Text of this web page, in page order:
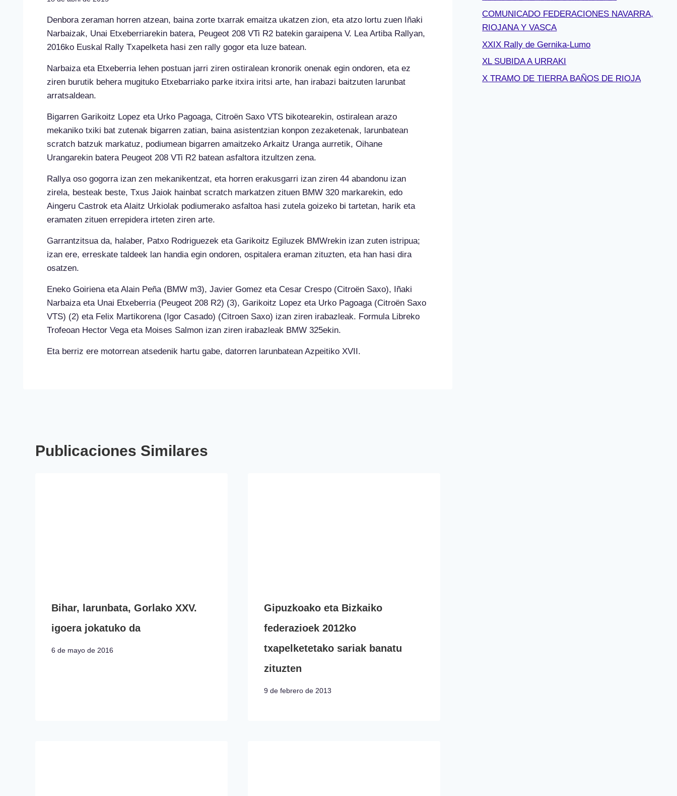
Denbora zeraman horren atzean, baina zorte txarrak emaitza ukatzen zion, eta atzo lortu zuen Iñaki
Narbaizak, Unai Etxeberriarekin batera, Peugeot 208 VTi R2 batekin garaipena V. Lea Artiba Rallyan,
2016ko Euskal Rally Txapelketa hasi zen rally gogor eta luze batean.
Narbaiza eta Etxeberria lehen postuan jarri ziren ostiralean kronorik onenak egin ondoren, eta ez
ziren burutik behera mugituko Etxebarriako parke itxira iritsi arte, han irabazi baitzuten larunbat
arratsaldean.
Bigarren Garikoitz Lopez eta Urko Pagoaga, Citroën Saxo VTS bikotearekin, ostiralean arazo
mekaniko txiki bat zutenak bigarren zatian, baina asistentzian konpon zezaketenak, larunbatean
scratch batzuk markatuz, podiumean bigarren amaitzeko Arkaitz Uranga aurretik, Oihane
Urangarekin batera Peugeot 208 VTi R2 batean asfaltora itzultzen zena.
Rallya oso gogorra izan zen mekanikentzat, eta horren erakusgarri izan ziren 44 abandonu izan
zirela, besteak beste, Txus Jaiok hainbat scratch markatzen zituen BMW 320 markarekin, edo
Aingeru Castrok eta Alaitz Urkiolak podiumerako asfaltoa hasi zutela goizeko bi tartetan, harik eta
eramaten zituen errepidera irteten ziren arte.
Garrantzitsua da, halaber, Patxo Rodriguezek eta Garikoitz Egiluzek BMWrekin izan zuten istripua;
izan ere, erreskate taldeek lan handia egin ondoren, ospitalera eraman zituzten, eta han hasi dira
osatzen.
Eneko Goiriena eta Alain Peña (BMW m3), Javier Gomez eta Cesar Crespo (Citroën Saxo), Iñaki
Narbaiza eta Unai Etxeberria (Peugeot 208 R2) (3), Garikoitz Lopez eta Urko Pagoaga (Citroën Saxo
VTS) (2) eta Felix Martikorena (Igor Casado) (Citroen Saxo) izan ziren irabazleak. Formula Libreko
Trofeoan Hector Vega eta Moises Salmon izan ziren irabazleak BMW 325ekin.
Eta berriz ere motorrean atsedenik hartu gabe, datorren larunbatean Azpeitiko XVII.
Publicaciones Similares
Bihar, larunbata, Gorlako XXV.
igoera jokatuko da
6 de mayo de 2016
Gipuzkoako eta Bizkaiko
federazioek 2012ko
txapelketetako sariak banatu
zituzten
9 de febrero de 2013
COMUNICADO FEDERACIONES NAVARRA,
RIOJANA Y VASCA
XXIX Rally de Gernika-Lumo
XL SUBIDA A URRAKI
X TRAMO DE TIERRA BAÑOS DE RIOJA